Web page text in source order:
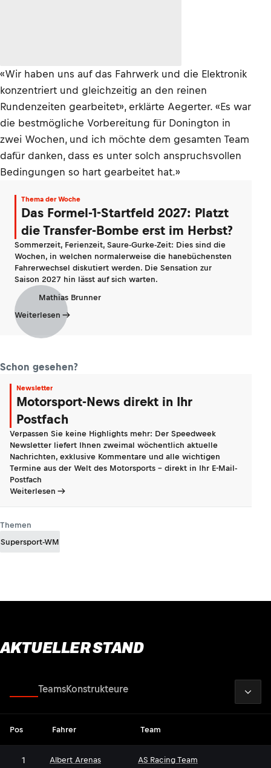
«Wir haben uns auf das Fahrwerk und die Elektronik
konzentriert und gleichzeitig an den reinen
Rundenzeiten gearbeitet», erklärte Aegerter. «Es war
die bestmögliche Vorbereitung für Donington in
zwei Wochen, und ich möchte dem gesamten Team
dafür danken, dass es unter solch anspruchsvollen
Bedingungen so hart gearbeitet hat.»
Thema der Woche
Das Formel-1-Startfeld 2027: Platzt
die Transfer-Bombe erst im Herbst?
Sommerzeit, Ferienzeit, Saure-Gurke-Zeit: Dies sind die
Wochen, in welchen normalerweise die hanebüchensten
Fahrerwechsel diskutiert werden. Die Sensation zur
Saison 2027 hin lässt auf sich warten.
Mathias Brunner
Weiterlesen
Schon gesehen?
Newsletter
Motorsport-News direkt in Ihr
Postfach
Verpassen Sie keine Highlights mehr: Der Speedweek
Newsletter liefert Ihnen zweimal wöchentlich aktuelle
Nachrichten, exklusive Kommentare und alle wichtigen
Termine aus der Welt des Motorsports - direkt in Ihr E-Mail-
Postfach
Weiterlesen
Themen
Supersport-WM
AKTUELLER STAND
TeamsKonstrukteure
Pos Fahrer Team
1 Albert Arenas AS Racing Team